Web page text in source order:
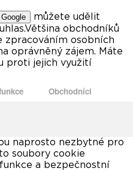
můžete udělit
obchodníků
zpracováním osobních
oprávněný zájem. Máte
proti jejich využití
Obchodníci
naprosto nezbytné pro
soubory cookie
a bezpečnostní